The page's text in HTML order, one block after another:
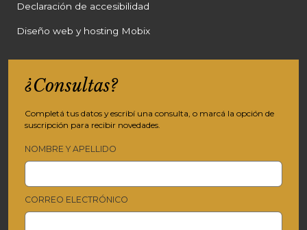
Declaración de accesibilidad
Diseño web y hosting Mobix
¿Consultas?
Completá tus datos y escribí una consulta, o marcá la opción de
suscripción para recibir novedades.
NOMBRE Y APELLIDO
CORREO ELECTRÓNICO